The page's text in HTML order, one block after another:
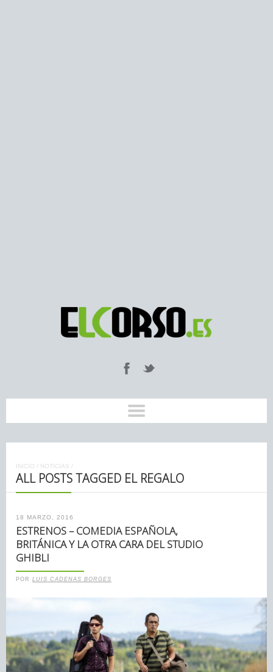
INICIO / NOTICIAS /
ALL POSTS TAGGED EL REGALO
18 MARZO, 2016
ESTRENOS – COMEDIA ESPAÑOLA,
BRITÁNICA Y LA OTRA CARA DEL STUDIO
GHIBLI
POR LUIS CADENAS BORGES